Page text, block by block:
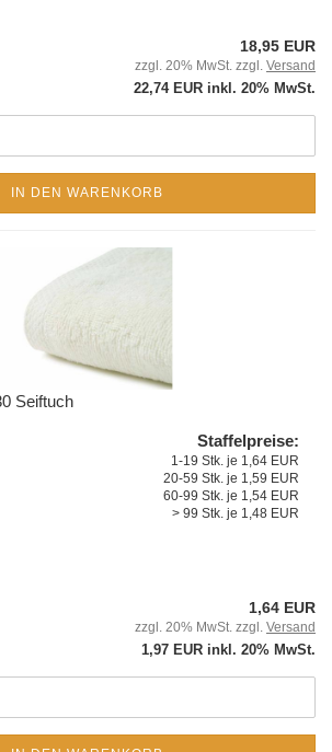
18,95 EUR
zzgl. 20% MwSt. zzgl. Versand
22,74 EUR inkl. 20% MwSt.
IN DEN WARENKORB
Seiftuch
Staffelpreise:
1-19 Stk. je 1,64 EUR
20-59 Stk. je 1,59 EUR
60-99 Stk. je 1,54 EUR
> 99 Stk. je 1,48 EUR
1,64 EUR
zzgl. 20% MwSt. zzgl. Versand
1,97 EUR inkl. 20% MwSt.